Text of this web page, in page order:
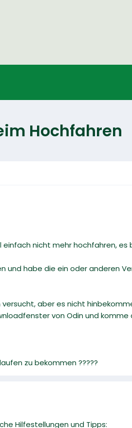
Hochfahren
einfach nicht mehr hochfahren,
und habe die ein oder anderen
aber es nicht
von Odin und komme
zu bekommen ?????
Hilfestellungen und Tipps: